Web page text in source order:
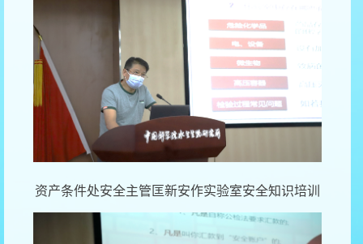
资产条件处安全主管匡新安作实验室安全知识培训